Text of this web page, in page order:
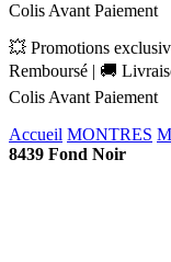
Colis Avant Paiement
💥 Promotions
Remboursé | 🚚
Colis Avant Paiement
Accueil MONTRES
8439 Fond Noir